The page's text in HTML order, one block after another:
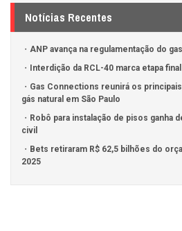
Notícias Recentes
ANP avança na regulamentação do
Interdição da RCL-40 marca etapa
Gas Connections reunirá os
gás natural em São Paulo
Robô para instalação de pisos ganha
civil
Bets retiraram R$ 62,5 bilhões do
2025